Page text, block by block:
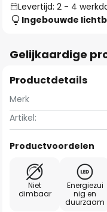
Levertijd: 2 - 4
Ingebouwde
Gelijkaardige
Productdetails
Merk
Artikel:
Productvoordelen
Niet
dimbaar
Energiezui
nig en
duurzaam